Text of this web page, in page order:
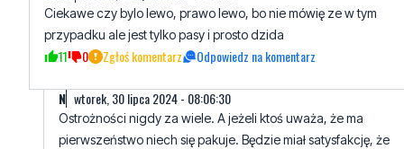
1 Zgłoś komentarz Odpowiedz na komentarz
Juzek wtorek, 30 lipca 2024 - 08:01:16
przypadku ale jest tylko pasy i prosto dzida
11 0 Zgłoś komentarz Odpowiedz na komentarz